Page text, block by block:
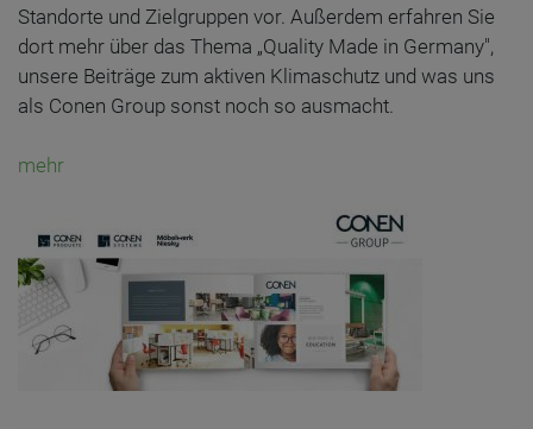
Standorte und Zielgruppen vor. Außerdem erfahren Sie
dort mehr über das Thema „Quality Made in Germany",
unsere Beiträge zum aktiven Klimaschutz und was uns
als Conen Group sonst noch so ausmacht.
mehr